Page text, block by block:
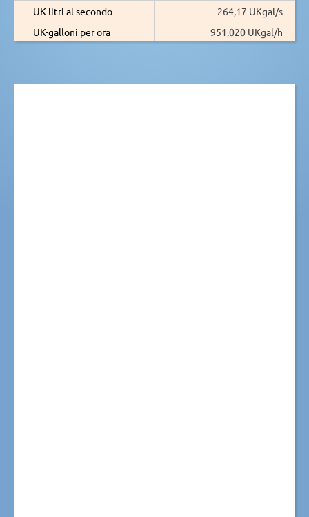
UK-litri al secondo
264,17 UKgal/s
UK-galloni per ora
951.020 UKgal/h